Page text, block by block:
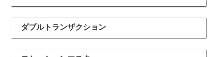
ダブルトランザクション